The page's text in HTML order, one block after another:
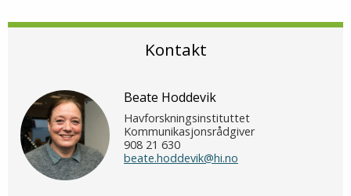
Kontakt
Beate Hoddevik
Havforskningsinstituttet
Kommunikasjonsrådgiver
908 21 630
beate.hoddevik@hi.no